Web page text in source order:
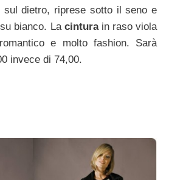
sul dietro, riprese sotto il seno e
bianco. La cinturain raso viola
e molto fashion. Sarà
invece di 74,00.